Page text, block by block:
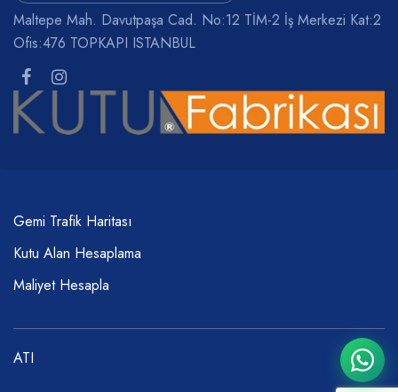
Maltepe Mah. Davutpaşa Cad. No:12 TİM-2 İş Merkezi Kat:2
Ofis:476 TOPKAPI ISTANBUL
Gemi Trafik Haritası
Kutu Alan Hesaplama
Maliyet Hesapla
ATI